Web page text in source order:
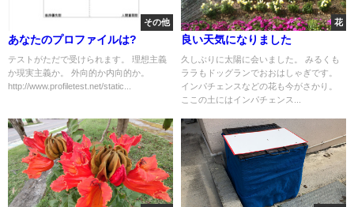
その他
あなたのプロファイルは?
テストがただで受けられます。 理想主義
か現実主義か。 外向的か内向的か。
http://www.profiletest.net/static...
花
良い天気になりました
久しぶりに太陽に会いました。 みるくも
ララもドッグランでおおはしゃぎです。
インパチェンスなどの花も今がさかり。
ここの土にはインパチェンス...